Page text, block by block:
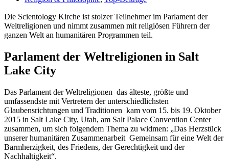
Die Scientology Kirche ist stolzer Teilnehmer im Parlament der
Weltreligionen und nimmt zusammen mit religiösen Führern der
ganzen Welt an humanitären Programmen teil.
Parlament der Weltreligionen in Salt
Lake City
Das Parlament der Weltreligionen ­ das älteste, größte und
umfassendste mit Vertretern der unterschiedlichsten
Glaubensrichtungen und Traditionen ­ kam vom 15. bis 19. Oktober
2015 in Salt Lake City, Utah, am Salt Palace Convention Center
zusammen, um sich folgendem Thema zu widmen: „Das Herzstück
unserer humanitären Zusammenarbeit ­ Gemeinsam für eine Welt der
Barmherzigkeit, des Friedens, der Gerechtigkeit und der
Nachhaltigkeit“.